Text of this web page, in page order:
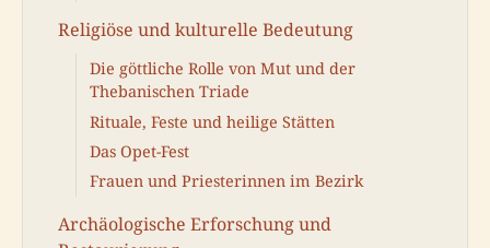
Religiöse und kulturelle Bedeutung
Die göttliche Rolle von Mut und der
Thebanischen Triade
Rituale, Feste und heilige Stätten
Das Opet-Fest
Frauen und Priesterinnen im Bezirk
Archäologische Erforschung und